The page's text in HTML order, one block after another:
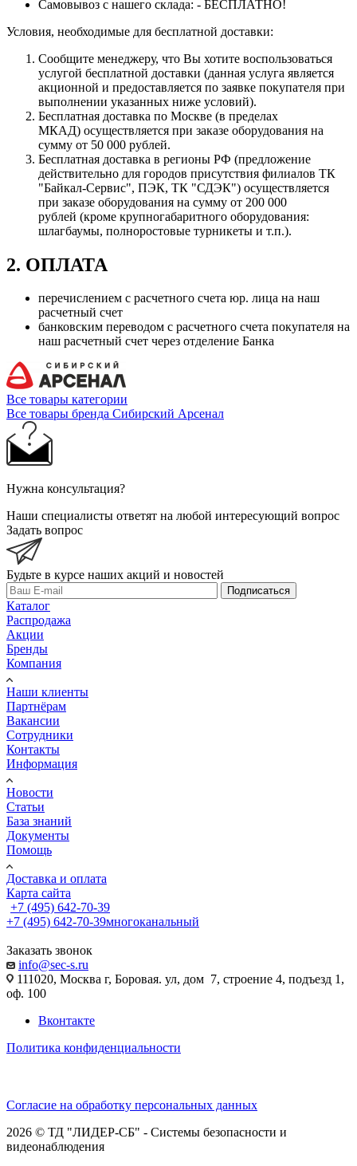
Самовывоз с нашего склада: - БЕСПЛАТНО!
Условия, необходимые для бесплатной доставки:
Сообщите менеджеру, что Вы хотите воспользоваться
услугой бесплатной доставки (данная услуга является
акционной и предоставляется по заявке покупателя при
выполнении указанных ниже условий).
Бесплатная доставка по Москве (в пределах
МКАД) осуществляется при заказе оборудования на
сумму от 50 000 рублей.
Бесплатная доставка в регионы РФ (предложение
действительно для городов присутствия филиалов ТК
"Байкал-Сервис", ПЭК, ТК "СДЭК") осуществляется
при заказе оборудования на сумму от 200 000
рублей (кроме крупногабаритного оборудования:
шлагбаумы, полноростовые турникеты и т.п.).
2. ОПЛАТА
перечислением с расчетного счета юр. лица на наш
расчетный счет
банковским переводом с расчетного счета покупателя на
наш расчетный счет через отделение Банка
Все товары категории
Все товары бренда Сибирский Арсенал
Нужна консультация?
Наши специалисты ответят на любой интересующий вопрос
Задать вопрос
Будьте в курсе наших акций и новостей
Подписаться
Каталог
Распродажа
Акции
Бренды
Компания
Наши клиенты
Партнёрам
Вакансии
Сотрудники
Контакты
Информация
Новости
Статьи
База знаний
Документы
Помощь
Доставка и оплата
Карта сайта
+7 (495) 642-70-39
+7 (495) 642-70-39многоканальный
Заказать звонок
info@sec-s.ru
111020, Москва г, Боровая. ул, дом 7, строение 4, подъезд 1,
оф. 100
Вконтакте
Политика конфиденциальности
Согласие на обработку персональных данных
2026 © ТД "ЛИДЕР-СБ" - Системы безопасности и
видеонаблюдения